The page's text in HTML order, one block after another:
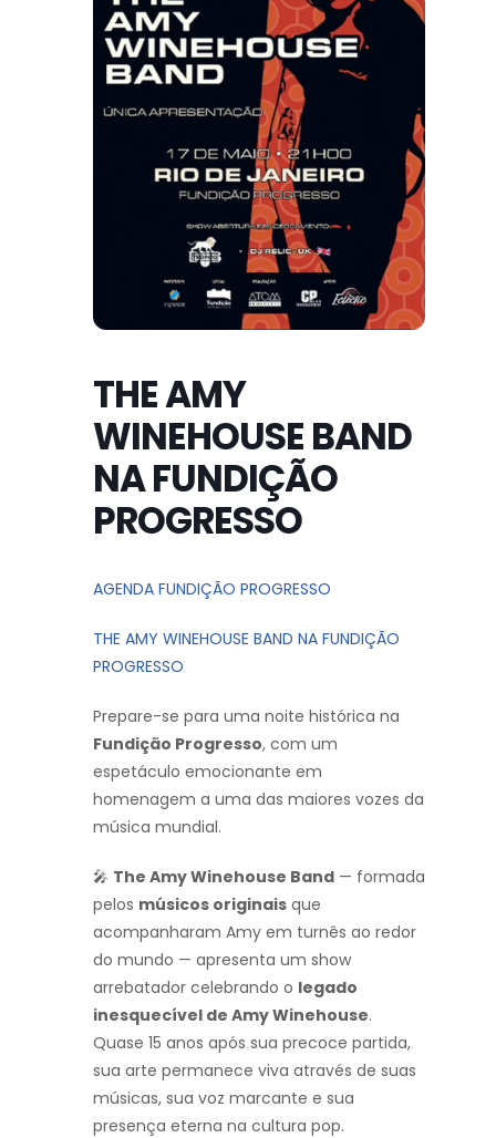
THE AMY
WINEHOUSE BAND
NA FUNDIÇÃO
PROGRESSO
AGENDA FUNDIÇÃO PROGRESSO
THE AMY WINEHOUSE BAND NA FUNDIÇÃO
PROGRESSO
Prepare-se para uma noite histórica na
Fundição Progresso, com um
espetáculo emocionante em
homenagem a uma das maiores vozes da
música mundial.
🎤 The Amy Winehouse Band — formada
pelos músicos originais que
acompanharam Amy em turnês ao redor
do mundo — apresenta um show
arrebatador celebrando o legado
inesquecível de Amy Winehouse.
Quase 15 anos após sua precoce partida,
sua arte permanece viva através de suas
músicas, sua voz marcante e sua
presença eterna na cultura pop.